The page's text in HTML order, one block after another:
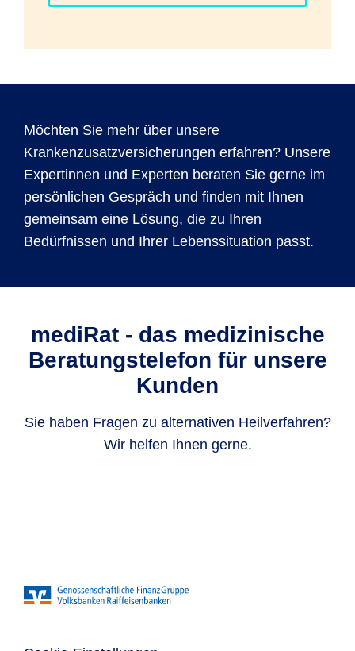
Möchten Sie mehr über unsere
Krankenzusatzversicherungen erfahren? Unsere
Expertinnen und Experten beraten Sie gerne im
persönlichen Gespräch und finden mit Ihnen
gemeinsam eine Lösung, die zu Ihren
Bedürfnissen und Ihrer Lebenssituation passt.
mediRat - das medizinische
Beratungstelefon für unsere
Kunden
Sie haben Fragen zu alternativen Heilverfahren?
Wir helfen Ihnen gerne.